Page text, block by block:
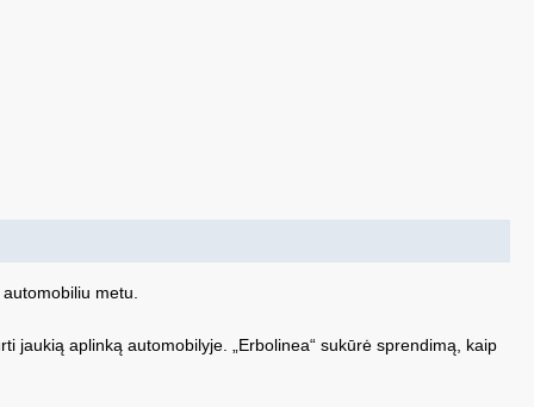
metu.
jaukią aplinką automobilyje. „Erbolinea“ sukūrė sprendimą, kaip